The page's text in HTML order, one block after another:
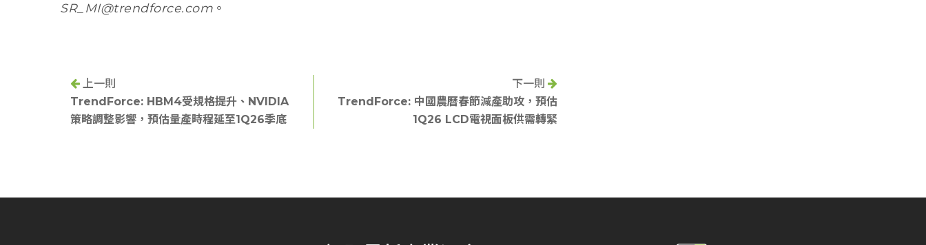
SR_MI@trendforce.com。
上一則
TrendForce: HBM4受規格提升、NVIDIA
策略調整影響，預估量產時程延至1Q26季底
下一則
TrendForce: 中國農曆春節減產助攻，預估
1Q26 LCD電視面板供需轉緊